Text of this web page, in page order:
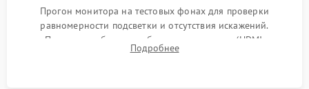
Прогон монитора на тестовых фонах для проверки
равномерности подсветки и отсутствия искажений.
Проверка работоспособности всех портов (HDMI,
DisplayPort, VGA) и кнопок управления под нагрузкой в
Подробнее